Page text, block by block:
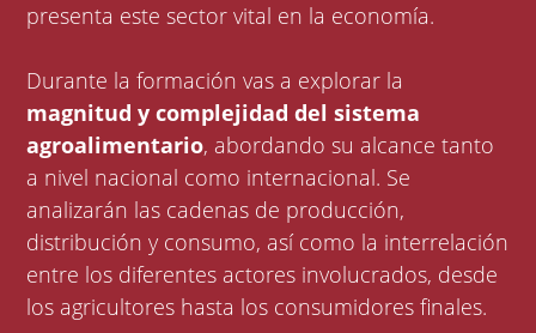
presenta este sector vital en la economía.
Durante la formación vas a explorar la
magnitud y complejidad del sistema
agroalimentario, abordando su alcance tanto
a nivel nacional como internacional. Se
analizarán las cadenas de producción,
distribución y consumo, así como la interrelación
entre los diferentes actores involucrados, desde
los agricultores hasta los consumidores finales.